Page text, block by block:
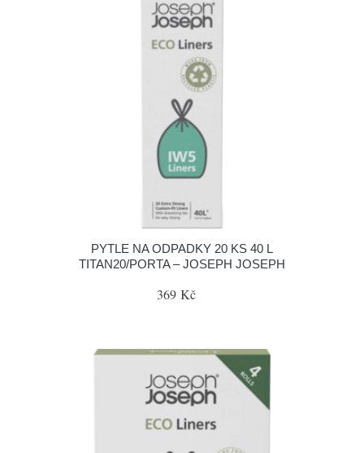
PYTLE NA ODPADKY 20 KS 40 L
TITAN20/PORTA – JOSEPH JOSEPH
369 Kč